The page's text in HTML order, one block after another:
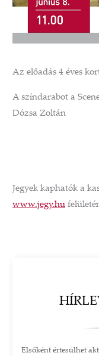
Az előadás 4 éves
A színdarabot a
Dózsa Zoltán
Jegyek kaphatók a
www.jegy.hu
Elsőként értesülhet